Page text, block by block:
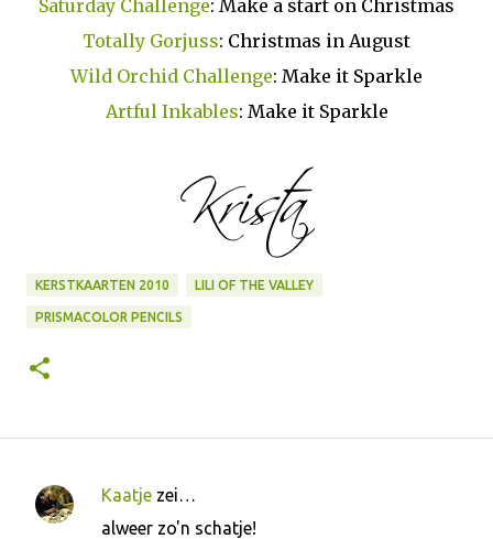
Saturday Challenge: Make a start on Christmas
Totally Gorjuss: Christmas in August
Wild Orchid Challenge: Make it Sparkle
Artful Inkables: Make it Sparkle
KERSTKAARTEN 2010 LILI OF THE VALLEY
PRISMACOLOR PENCILS
R
Kaatje zei…
alweer zo'n schatje!